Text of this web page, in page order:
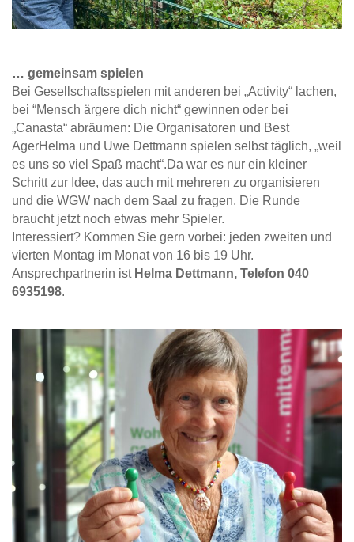
… gemeinsam spielen
Bei Gesellschaftsspielen mit anderen bei „Activity“ lachen,
bei “Mensch ärgere dich nicht“ gewinnen oder bei
„Canasta“ abräumen: Die Organisatoren und Best
AgerHelma und Uwe Dettmann spielen selbst täglich, „weil
es uns so viel Spaß macht“.Da war es nur ein kleiner
Schritt zur Idee, das auch mit mehreren zu organisieren
und die WGW nach dem Saal zu fragen. Die Runde
braucht jetzt noch etwas mehr Spieler.
Interessiert? Kommen Sie gern vorbei: jeden zweiten und
vierten Montag im Monat von 16 bis 19 Uhr.
Ansprechpartnerin ist Helma Dettmann, Telefon 040
6935198.